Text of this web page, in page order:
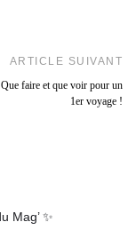
ARTICLE SUIVANT
faire et que voir pour un
1er voyage !
Mag’ ✨